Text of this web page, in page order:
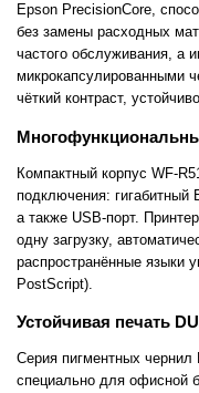
Epson PrecisionCore,
без замены расходных
частого обслуживания, а
микрокапсулированными
чёткий контраст,
Компактный корпус WF-
подключения: гигабитный
а также USB-порт.
одну загрузку,
распространённые языки
PostScript).
Устойчивая печать
Серия пигментных чернил
специально для офисной